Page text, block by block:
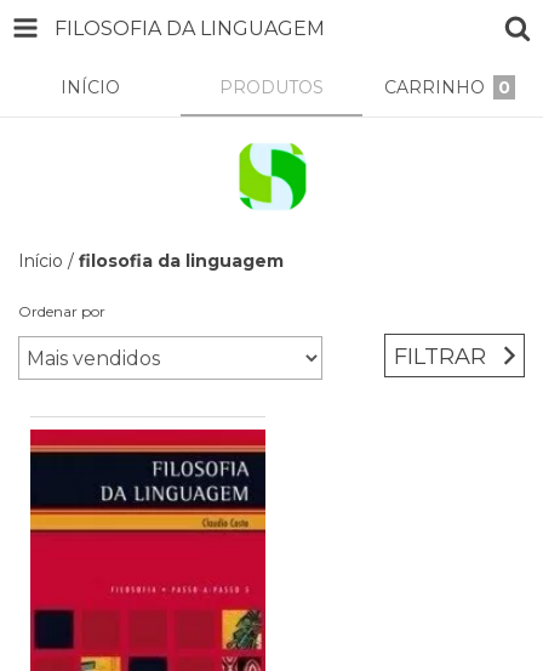
FILOSOFIA DA LINGUAGEM
INÍCIO PRODUTOS CARRINHO 0
Início / filosofia da linguagem
Ordenar por
FILTRAR